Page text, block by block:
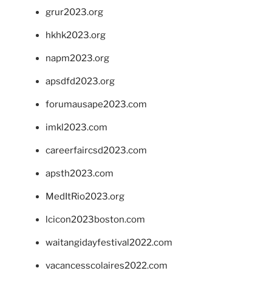
grur2023.org
hkhk2023.org
napm2023.org
apsdfd2023.org
forumausape2023.com
imkl2023.com
careerfaircsd2023.com
apsth2023.com
MedItRio2023.org
lcicon2023boston.com
waitangidayfestival2022.com
vacancesscolaires2022.com